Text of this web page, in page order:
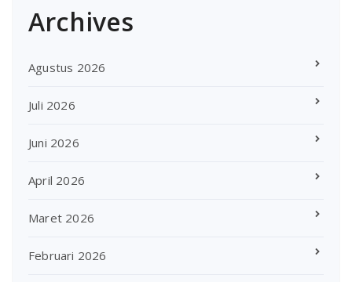
Archives
Agustus 2026
Juli 2026
Juni 2026
April 2026
Maret 2026
Februari 2026